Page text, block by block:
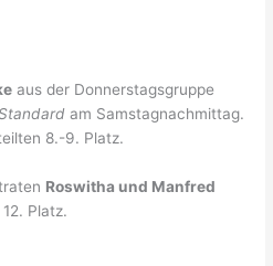
aus der Donnerstagsgruppe
am Samstagnachmittag.
8.-9. Platz.
Roswitha und Manfred
Platz.